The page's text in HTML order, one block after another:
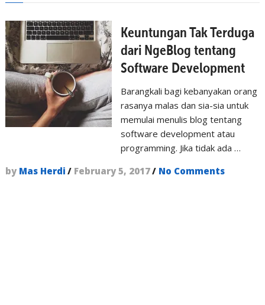
Keuntungan Tak Terduga
dari NgeBlog tentang
Software Development
Barangkali bagi kebanyakan orang
rasanya malas dan sia-sia untuk
memulai menulis blog tentang
software development atau
programming. Jika tidak ada …
by Mas Herdi / February 5, 2017/ No Comments